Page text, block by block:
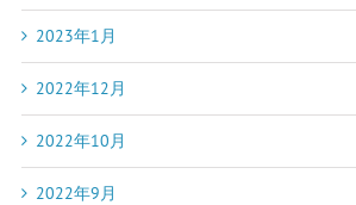
2023年1月
2022年12月
2022年10月
2022年9月